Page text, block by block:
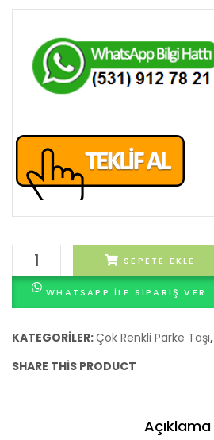
Renk
Karışımı
Parke
Siyah
SEPETE EKLE
WHATSAPP ILE SIPARIŞ VER
KATEGORILER:Çok Renkli Parke Taşı,
SHARE THIS PRODUCT
Açıklama